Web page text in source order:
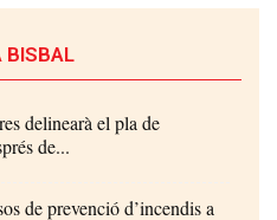
BISBAL
delinearà el pla de
de...
de prevenció d’incendis a